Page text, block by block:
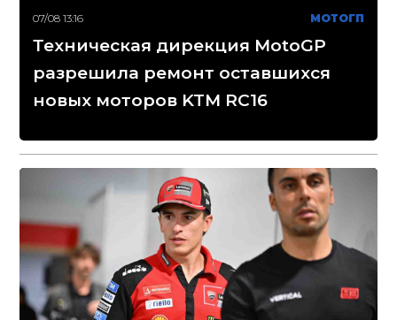
07/08 13:16 МОТОГП
Техническая дирекция MotoGP
разрешила ремонт оставшихся
новых моторов KTM RC16